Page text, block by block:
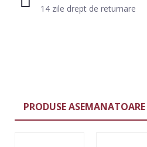
14 zile drept de returnare
PRODUSE ASEMANATOARE